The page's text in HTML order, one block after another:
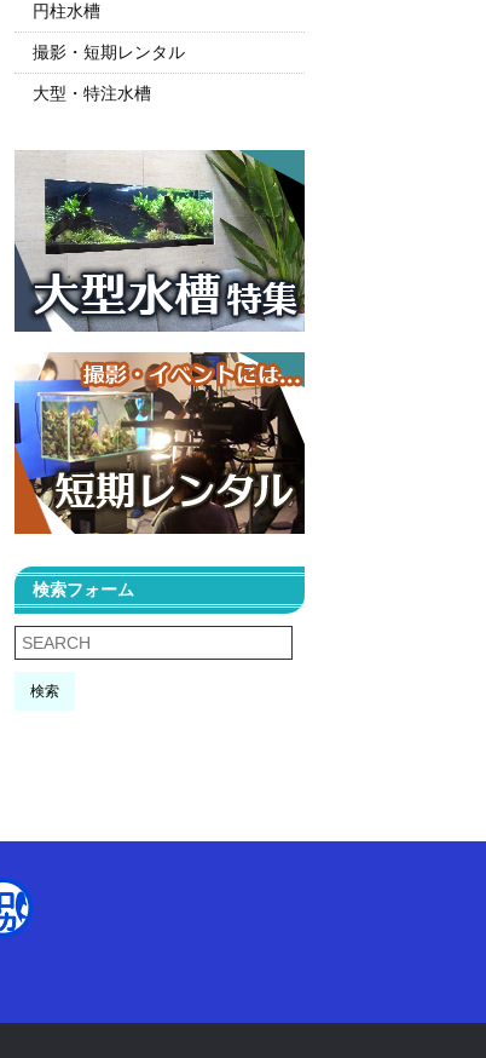
円柱水槽
撮影・短期レンタル
大型・特注水槽
検索フォーム
検索